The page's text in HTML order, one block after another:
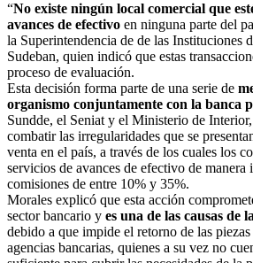
“No existe ningún local comercial que
avances de efectivo en ninguna parte del
la Superintendencia de de las Instituciones
Sudeban, quien indicó que estas
proceso de evaluación.
Esta decisión forma parte de una serie de
organismo conjuntamente con la banca
Sundde, el Seniat y el Ministerio de
combatir las irregularidades que se
venta en el país, a través de los cuales los
servicios de avances de efectivo de manera
comisiones de entre 10% y 35%.
Morales explicó que esta acción
sector bancario y es una de las causas de
debido a que impide el retorno de las
agencias bancarias, quienes a su vez no